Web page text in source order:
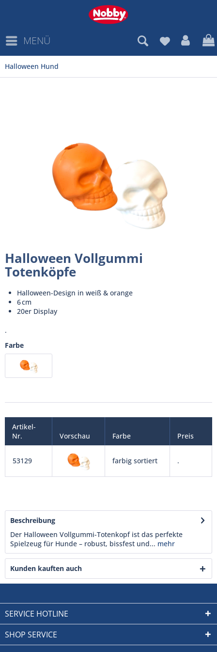
MENÜ
Halloween Hund
Halloween Vollgummi
Totenköpfe
Halloween-Design in weiß & orange
6 cm
20er Display
.
Farbe
Artikel-
Nr.
Vorschau Farbe Preis
53129 farbig sortiert .
Beschreibung
Der Halloween Vollgummi-Totenkopf ist das perfekte
Spielzeug für Hunde – robust, bissfest und... mehr
Kunden kauften auch
SERVICE HOTLINE
SHOP SERVICE